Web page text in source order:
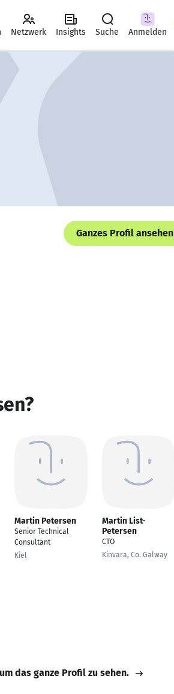
Netzwerk Insights Suche Anmelden
Ganzes Profil ansehen
Martin Petersen
Senior Technical
Consultant
Kiel
Martin List-
Petersen
CTO
Kinvara, Co. Galway
das ganze Profil zu sehen.